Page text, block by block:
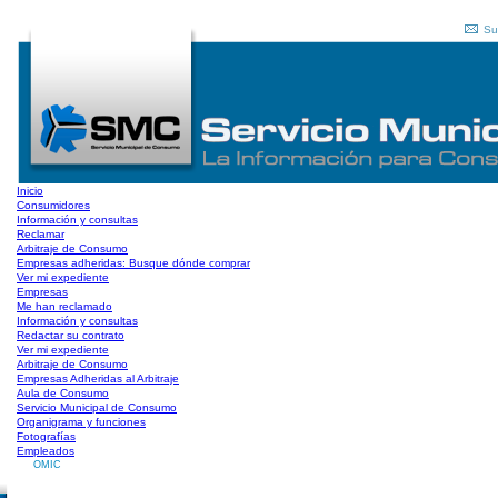
Inicio
Consumidores
Información y consultas
Reclamar
Arbitraje de Consumo
Empresas adheridas: Busque dónde comprar
Ver mi expediente
Empresas
Me han reclamado
Información y consultas
Redactar su contrato
Ver mi expediente
Arbitraje de Consumo
Empresas Adheridas al Arbitraje
Aula de Consumo
Servicio Municipal de Consumo
Organigrama y funciones
Fotografías
Empleados
OMIC